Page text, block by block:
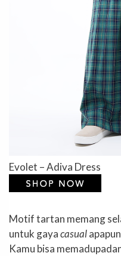
Evolet – Adiva Dress
Motif tartan memang
untuk gayacasual
Kamu bisa